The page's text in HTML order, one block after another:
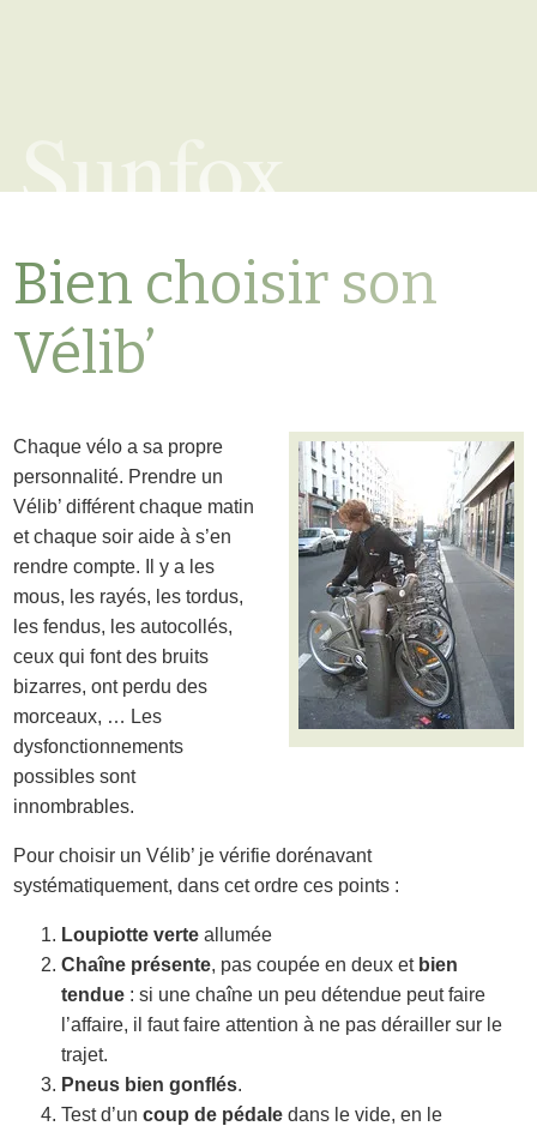
Sunfox
Bien choisir son
Vélib’
Chaque vélo a sa propre
personnalité. Prendre un
Vélib’ différent chaque matin
et chaque soir aide à s’en
rendre compte. Il y a les
mous, les rayés, les tordus,
les fendus, les autocollés,
ceux qui font des bruits
bizarres, ont perdu des
morceaux, … Les
dysfonctionnements
possibles sont
innombrables.
Pour choisir un Vélib’ je vérifie dorénavant
systématiquement, dans cet ordre ces points :
Loupiotte verte allumée
Chaîne présente, pas coupée en deux et bien
tendue : si une chaîne un peu détendue peut faire
l’affaire, il faut faire attention à ne pas dérailler sur le
trajet.
Pneus bien gonflés.
Test d’uncoup de pédale dans le vide, en le